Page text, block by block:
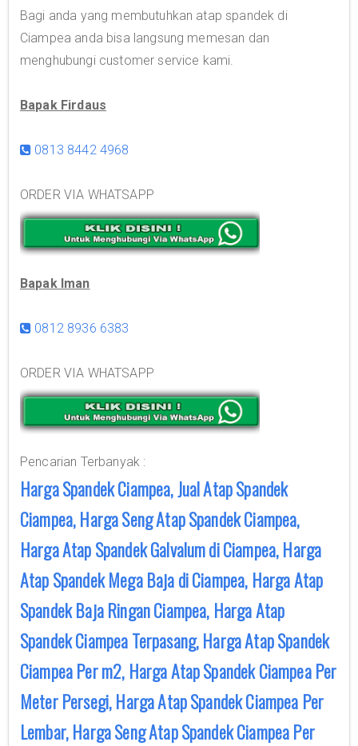
Bagi anda yang membutuhkan atap spandek di
Ciampea anda bisa langsung memesan dan
menghubungi customer service kami.
Bapak Firdaus
0813 8442 4968
ORDER VIA WHATSAPP
Bapak Iman
0812 8936 6383
ORDER VIA WHATSAPP
Pencarian Terbanyak :
Harga Spandek Ciampea, Jual Atap Spandek
Ciampea, Harga Seng Atap Spandek Ciampea,
Harga Atap Spandek Galvalum di Ciampea, Harga
Atap Spandek Mega Baja di Ciampea, Harga Atap
Spandek Baja Ringan Ciampea, Harga Atap
Spandek Ciampea Terpasang, Harga Atap Spandek
Ciampea Per m2, Harga Atap Spandek Ciampea Per
Meter Persegi, Harga Atap Spandek Ciampea Per
Lembar, Harga Seng Atap Spandek Ciampea Per